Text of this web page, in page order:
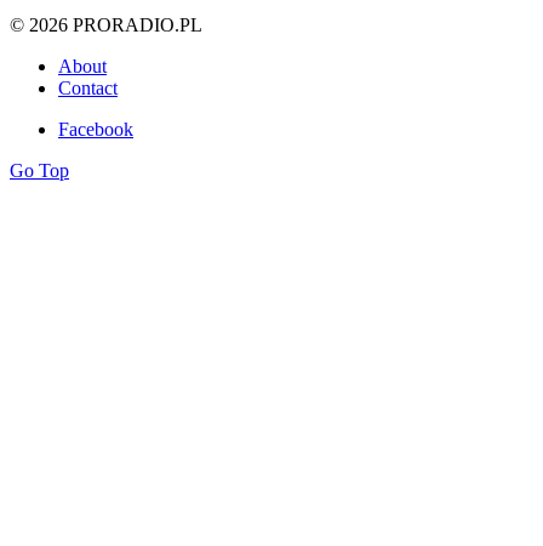
© 2026 PRORADIO.PL
About
Contact
Facebook
Go Top